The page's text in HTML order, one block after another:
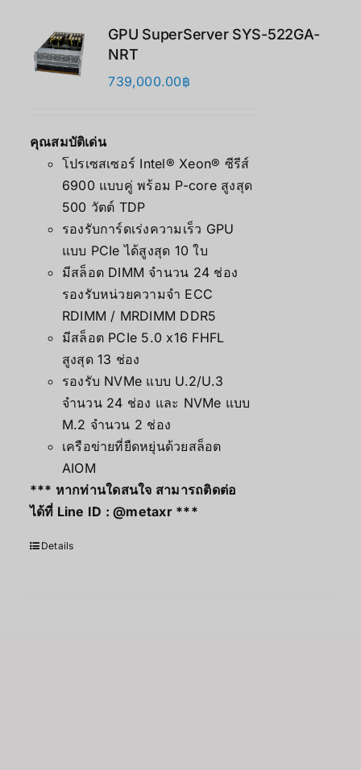
GPU SuperServer SYS-522GA-
NRT
739,000.00฿
คุณสมบัติเด่น
โปรเซสเซอร์ Intel® Xeon® ซีรีส์
6900 แบบคู่ พร้อม P-core สูงสุด
500 วัตต์ TDP
รองรับการ์ดเร่งความเร็ว GPU
แบบ PCIe ได้สูงสุด 10 ใบ
มีสล็อต DIMM จำนวน 24 ช่อง
รองรับหน่วยความจำ ECC
RDIMM / MRDIMM DDR5
มีสล็อต PCIe 5.0 x16 FHFL
สูงสุด 13 ช่อง
รองรับ NVMe แบบ U.2/U.3
จำนวน 24 ช่อง และ NVMe แบบ
M.2 จำนวน 2 ช่อง
เครือข่ายที่ยืดหยุ่นด้วยสล็อต
AIOM
*** หากท่านใดสนใจ สามารถติดต่อ
ได้ที่ Line ID :@metaxr***
Details